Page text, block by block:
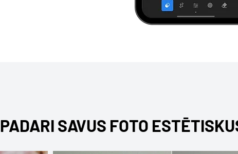
PADARI SAVUS FOTO